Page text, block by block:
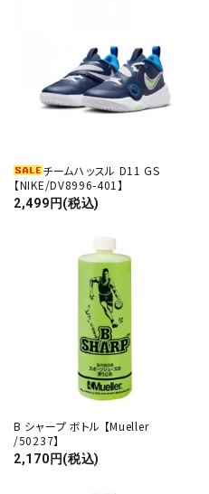
チームハッスル D11 GS
【NIKE/DV8996-401】
2,499円(税込)
B シャープ ボトル 【Mueller
/50237】
2,170円(税込)